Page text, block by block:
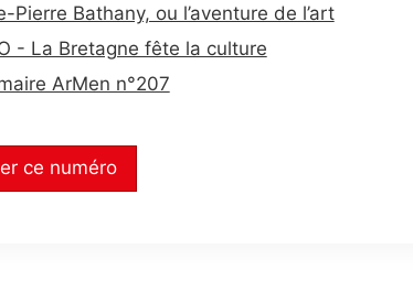
Pierre Bathany, ou l’aventure de l’art
- La Bretagne fête la culture
ArMen n°207
ce numéro